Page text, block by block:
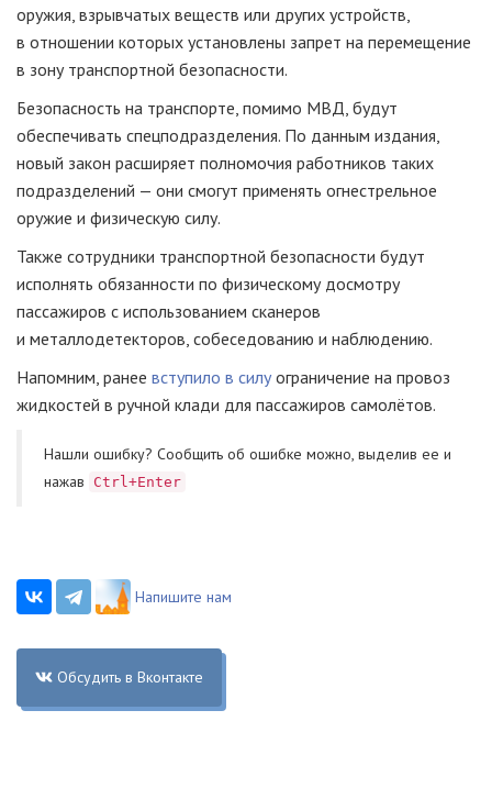
оружия, взрывчатых веществ или других устройств,
в отношении которых установлены запрет на перемещение
в зону транспортной безопасности.
Безопасность на транспорте, помимо МВД, будут
обеспечивать спецподразделения. По данным издания,
новый закон расширяет полномочия работников таких
подразделений — они смогут применять огнестрельное
оружие и физическую силу.
Также сотрудники транспортной безопасности будут
исполнять обязанности по физическому досмотру
пассажиров с использованием сканеров
и металлодетекторов, собеседованию и наблюдению.
Напомним, ранее вступило в силуограничение на провоз
жидкостей в ручной клади для пассажиров самолётов.
Нашли ошибку? Cообщить об ошибке можно, выделив ее и
нажав
Ctrl+Enter
Напишите нам
Обсудить в Вконтакте